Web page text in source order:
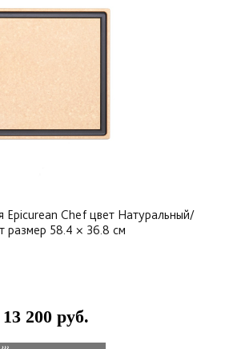
Epicurean Chef цвет Натуральный/
размер 58.4 × 36.8 см
13 200 руб.